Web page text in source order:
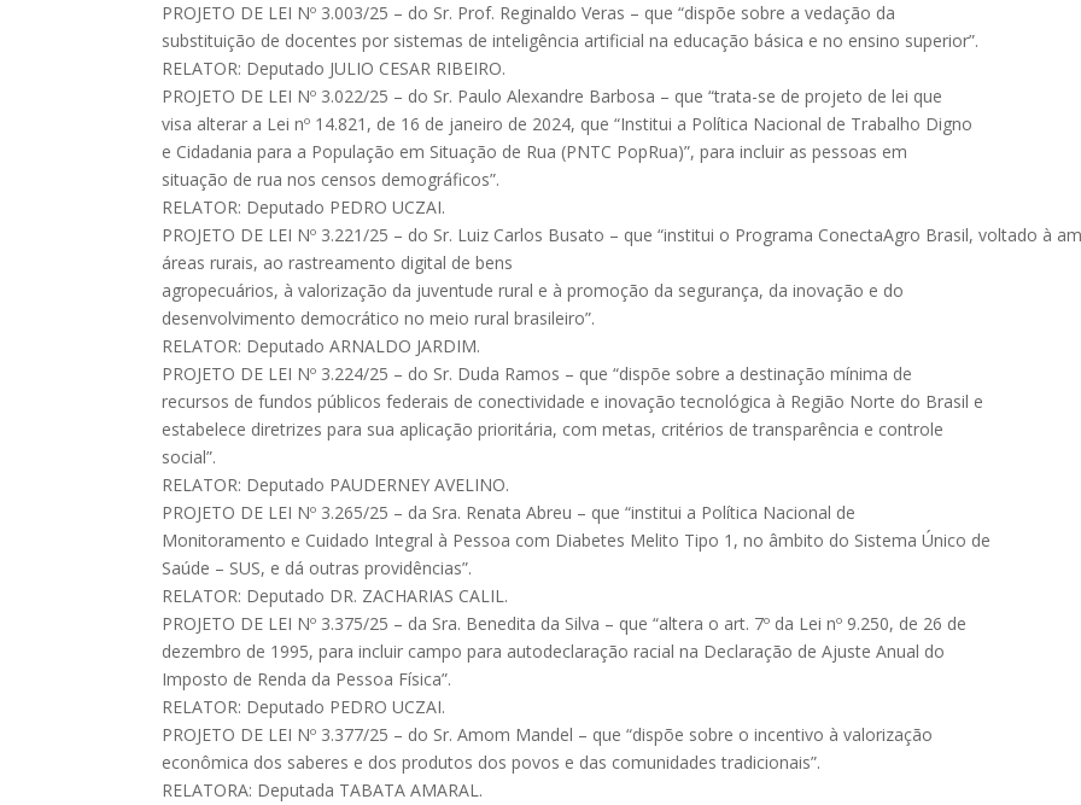
PROJETO DE LEI Nº 3.003/25 – do Sr. Prof. Reginaldo Veras – que “dispõe sobre a vedação da
substituição de docentes por sistemas de inteligência artificial na educação básica e no ensino superior”.
RELATOR: Deputado JULIO CESAR RIBEIRO.
PROJETO DE LEI Nº 3.022/25 – do Sr. Paulo Alexandre Barbosa – que “trata-se de projeto de lei que
visa alterar a Lei nº 14.821, de 16 de janeiro de 2024, que “Institui a Política Nacional de Trabalho Digno
e Cidadania para a População em Situação de Rua (PNTC PopRua)”, para incluir as pessoas em
situação de rua nos censos demográficos”.
RELATOR: Deputado PEDRO UCZAI.
PROJETO DE LEI Nº 3.221/25 – do Sr. Luiz Carlos Busato – que “institui o Programa ConectaAgro Brasil, voltado à
áreas rurais, ao rastreamento digital de bens
agropecuários, à valorização da juventude rural e à promoção da segurança, da inovação e do
desenvolvimento democrático no meio rural brasileiro”.
RELATOR: Deputado ARNALDO JARDIM.
PROJETO DE LEI Nº 3.224/25 – do Sr. Duda Ramos – que “dispõe sobre a destinação mínima de
recursos de fundos públicos federais de conectividade e inovação tecnológica à Região Norte do Brasil e
estabelece diretrizes para sua aplicação prioritária, com metas, critérios de transparência e controle
social”.
RELATOR: Deputado PAUDERNEY AVELINO.
PROJETO DE LEI Nº 3.265/25 – da Sra. Renata Abreu – que “institui a Política Nacional de
Monitoramento e Cuidado Integral à Pessoa com Diabetes Melito Tipo 1, no âmbito do Sistema Único de
Saúde – SUS, e dá outras providências”.
RELATOR: Deputado DR. ZACHARIAS CALIL.
PROJETO DE LEI Nº 3.375/25 – da Sra. Benedita da Silva – que “altera o art. 7º da Lei nº 9.250, de 26 de
dezembro de 1995, para incluir campo para autodeclaração racial na Declaração de Ajuste Anual do
Imposto de Renda da Pessoa Física”.
RELATOR: Deputado PEDRO UCZAI.
PROJETO DE LEI Nº 3.377/25 – do Sr. Amom Mandel – que “dispõe sobre o incentivo à valorização
econômica dos saberes e dos produtos dos povos e das comunidades tradicionais”.
RELATORA: Deputada TABATA AMARAL.